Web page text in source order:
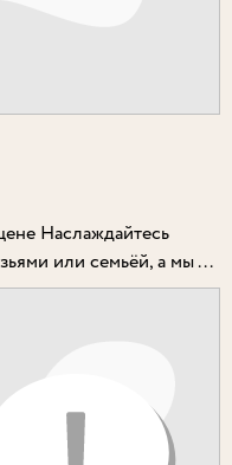
Наслаждайтесь
или семьёй, а мы ...